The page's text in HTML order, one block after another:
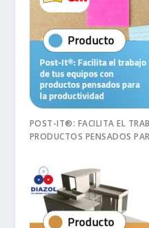
POST-IT®: FACILITA EL
PRODUCTOS PENSADOS